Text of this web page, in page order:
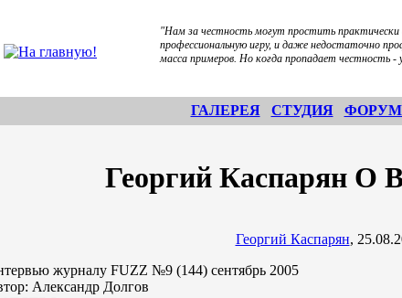
"Нам за честность могут простить
профессиональную игру, и даже недостаточно
масса примеров. Но когда пропадает честность
ГАЛЕРЕЯ СТУДИЯ
Георгий Каспарян О
Георгий Каспарян,
журналу FUZZ №9 (144) сентябрь 2005
Александр Долгов